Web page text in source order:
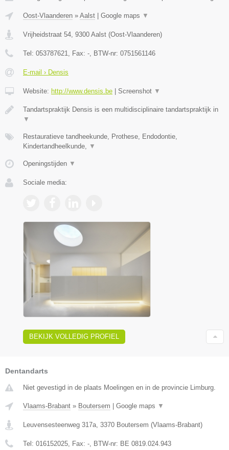
Oost-Vlaanderen » Aalst Google maps ▼
Vrijheidstraat 54, 9300 Aalst (Oost-Vlaanderen)
Tel: 053787621, Fax: -, BTW-nr: 0751561146
E-mail › Densis
Website: http://www.densis.be Screenshot ▼
Tandartspraktijk Densis is een multidisciplinaire tandartspraktijk in
▼
Restauratieve tandheekunde, Prothese, Endodontie,
Kindertandheelkunde, ▼
Openingstijden ▼
Sociale media:
BEKIJK VOLLEDIG PROFIEL
Dentandarts
Niet gevestigd in de plaats Moelingen en in de provincie Limburg.
Vlaams-Brabant » Boutersem Google maps ▼
Leuvensesteenweg 317a 3370 Boutersem (Vlaams-Brabant)
Tel: 016152025 , Fax: - , BTW-nr: BE 0819.024.943